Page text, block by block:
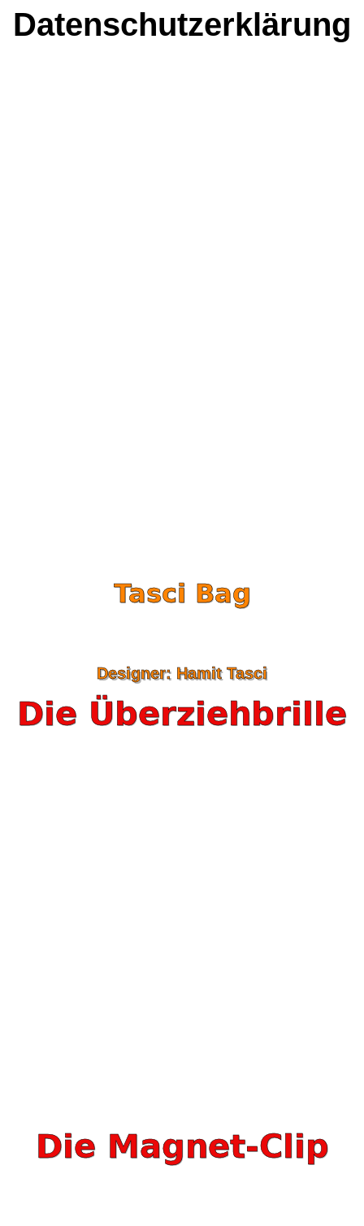
Datenschutzerklärung
Tasci Bag
Designer: Hamit Tasci
Die Überziehbrille
Die Magnet-Clip